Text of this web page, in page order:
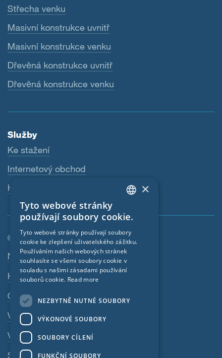
Střecha venku
Masivní konstrukce uvnitř
Masivní konstrukce venku
Dřevěná konstrukce uvnitř
Dřevěná konstrukce venku
Služby
Ke stažení
Internetový obchod
Kontaktní osoba
© SIGA 2026
Navigace zápatí
Nabídky práce
Kontakt
Ochrana osobních údajů
Výtisk
VOP
Systém whistleblowingu
FRENCH
CZECH
×
Tyto webové stránky
používají soubory cookie.
Tyto webové stránky používají soubory
cookie ke zlepšení uživatelského zážitku.
Používáním našich webových stránek
souhlasíte se všemi soubory cookie v
souladu s našimi zásadami používání
souborů cookie. Read more
NEZBYTNĚ NUTNÉ SOUBORY
VÝKONOVÉ SOUBORY
SOUBORY CÍLENÍ
FUNKČNÍ SOUBORY